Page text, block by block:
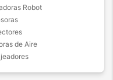
Robot
de Aire